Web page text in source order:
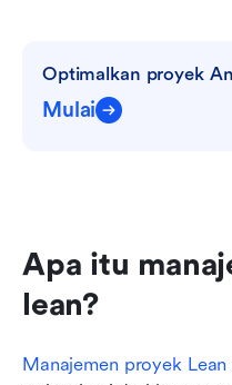
Optimalkan proyek
Mulai
Apa itu
lean?
Manajemen proyek Lean